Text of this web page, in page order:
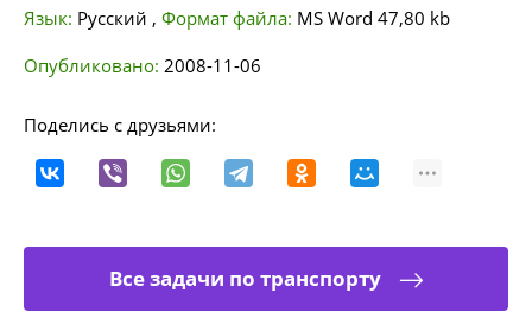
Язык: Русский , Формат файла: MS Word 47,80 kb
Опубликовано: 2008-11-06
Поделись с друзьями:
Все задачи по транспорту